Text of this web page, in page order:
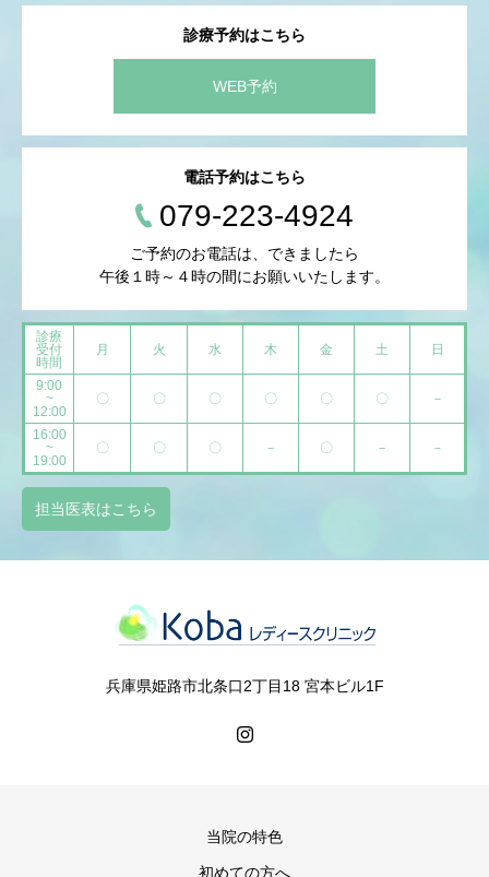
診療予約はこちら
WEB予約
電話予約はこちら
079-223-4924
ご予約のお電話は、できましたら
午後１時～４時の間にお願いいたします。
診療
受付
時間
月 火 水 木 金 土 日
9:00
~
12:00
〇 〇 〇 〇 〇 〇 －
16:00
~
19:00
〇 〇 〇 － 〇 － －
担当医表はこちら
兵庫県姫路市北条口2丁目18 宮本ビル1F
当院の特色
初めての方へ